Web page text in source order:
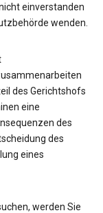
einverstanden
wenden.
des Gerichtshofs
eine
des
des
eines
werden Sie